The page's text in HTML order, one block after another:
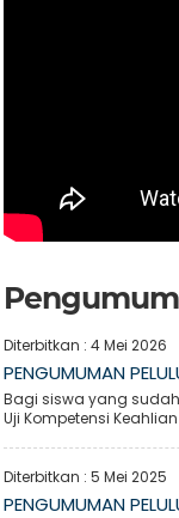
Diterbitkan :4 Mei 2026
PENGUMUMAN
Bagi siswa yang
Uji Kompetensi
Diterbitkan :5 Mei 2025
PENGUMUMAN